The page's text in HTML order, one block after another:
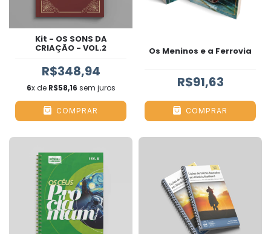
Kit - OS SONS DA
CRIAÇÃO - VOL.2
R$348,94
6x de R$58,16 sem juros
COMPRAR
Os Meninos e a Ferrovia
R$91,63
COMPRAR